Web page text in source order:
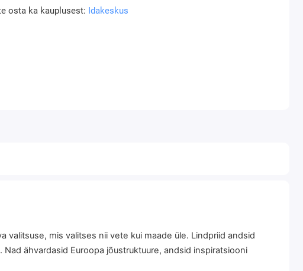
osta ka kauplusest: Idakeskus
valitsuse, mis valitses nii vete kui maade üle. Lindpriid andsid
ähvardasid Euroopa jõustruktuure, andsid inspiratsiooni